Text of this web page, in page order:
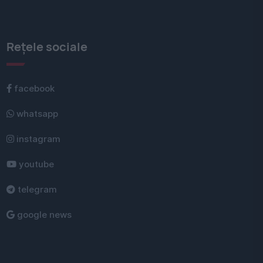
Rețele sociale
facebook
whatsapp
instagram
youtube
telegram
google news